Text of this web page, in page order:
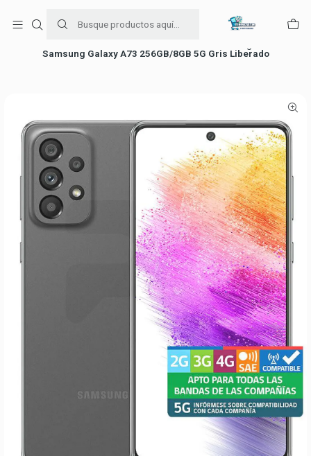
+56954787534
Samsung Galaxy A73 256GB/8GB 5G Gris Liberado